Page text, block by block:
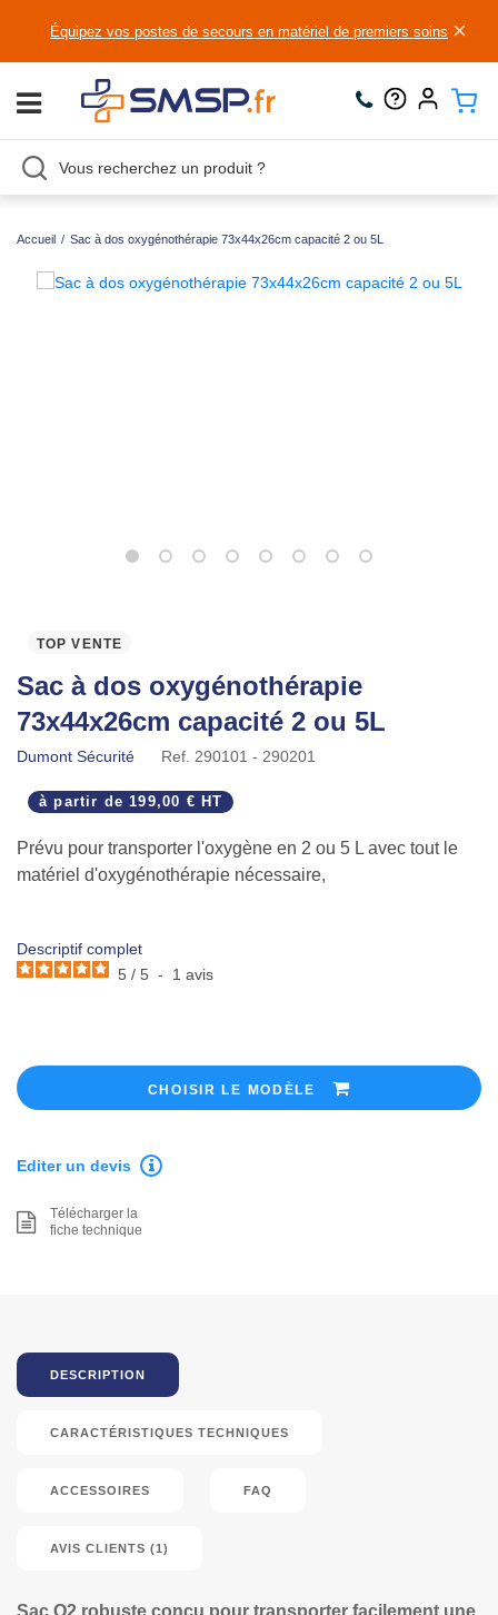
Équipez vos postes de secours en matériel de premiers soins ×
Accueil / Sac à dos oxygénothérapie 73x44x26cm capacité 2 ou 5L
TOP VENTE
Sac à dos oxygénothérapie
73x44x26cm capacité 2 ou 5L
Dumont Sécurité Ref. 290101 - 290201
à partir de199,00 € HT
Prévu pour transporter l'oxygène en 2 ou 5 L avec tout le
matériel d'oxygénothérapie nécessaire,
Descriptif complet
5 / 5 - 1 avis
CHOISIR LE MODÈLE
Editer un devis
Télécharger la
fiche technique
DESCRIPTION
CARACTÉRISTIQUES TECHNIQUES
ACCESSOIRES FAQ
AVIS CLIENTS (1)
Sac O2 robuste conçu pour transporter facilement une